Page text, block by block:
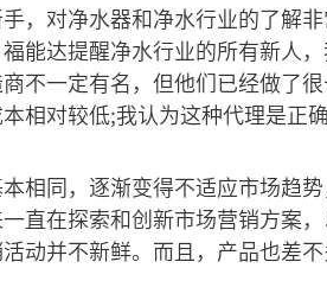
，对净水器和净水行业的了解
能达提醒净水行业的所有新人
不一定有名，但他们已经做了
相对较低;我认为这种代理是正
相同，逐渐变得不适应市场趋
直在探索和创新市场营销方案
动并不新鲜。而且，产品也差